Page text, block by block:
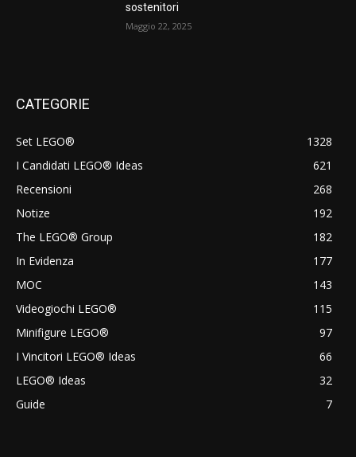
sostenitori
Maggio 22, 2025
CATEGORIE
Set LEGO®
1328
I Candidati LEGO® Ideas
621
Recensioni
268
Notize
192
The LEGO® Group
182
In Evidenza
177
MOC
143
Videogiochi LEGO®
115
Minifigure LEGO®
97
I Vincitori LEGO® Ideas
66
LEGO® Ideas
32
Guide
7